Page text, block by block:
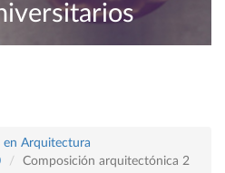
en Arquitectura
Composición arquitectónica 2